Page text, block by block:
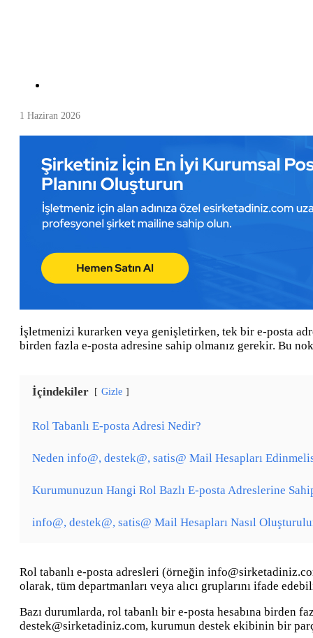
1 Haziran 2026
İşletmenizi kurarken veya genişletirken, tek bir e-posta
birden fazla e-posta adresine sahip olmanız gerekir. Bu
İçindekiler Gizle
Rol Tabanlı E-posta Adresi Nedir?
Neden info@, destek@, satis@ Mail Hesapları
Kurumunuzun Hangi Rol Bazlı E-posta Adreslerine
info@, destek@, satis@ Mail Hesapları Nasıl
Rol tabanlı e-posta adresleri (örneğin
olarak, tüm departmanları veya alıcı gruplarını ifade
Bazı durumlarda, rol tabanlı bir e-posta hesabına
destek@sirketadiniz.com, kurumun destek ekibinin bir